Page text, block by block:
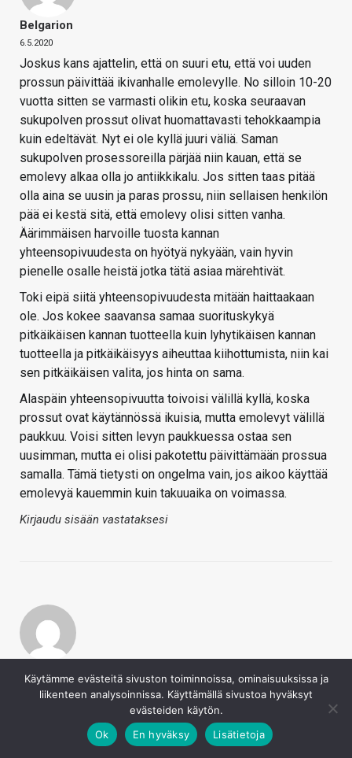
Belgarion
6.5.2020
Joskus kans ajattelin, että on suuri etu, että voi uuden
prossun päivittää ikivanhalle emolevylle. No silloin 10-20
vuotta sitten se varmasti olikin etu, koska seuraavan
sukupolven prossut olivat huomattavasti tehokkaampia
kuin edeltävät. Nyt ei ole kyllä juuri väliä. Saman
sukupolven prosessoreilla pärjää niin kauan, että se
emolevy alkaa olla jo antiikkikalu. Jos sitten taas pitää
olla aina se uusin ja paras prossu, niin sellaisen henkilön
pää ei kestä sitä, että emolevy olisi sitten vanha.
Äärimmäisen harvoille tuosta kannan
yhteensopivuudesta on hyötyä nykyään, vain hyvin
pienelle osalle heistä jotka tätä asiaa märehtivät.
Toki eipä siitä yhteensopivuudesta mitään haittaakaan
ole. Jos kokee saavansa samaa suorituskykyä
pitkäikäisen kannan tuotteella kuin lyhytikäisen kannan
tuotteella ja pitkäikäisyys aiheuttaa kiihottumista, niin kai
sen pitkäikäisen valita, jos hinta on sama.
Alaspäin yhteensopivuutta toivoisi välillä kyllä, koska
prossut ovat käytännössä ikuisia, mutta emolevyt välillä
paukkuu. Voisi sitten levyn paukkuessa ostaa sen
uusimman, mutta ei olisi pakotettu päivittämään prossua
samalla. Tämä tietysti on ongelma vain, jos aikoo käyttää
emolevyä kauemmin kuin takuuaika on voimassa.
Kirjaudu sisään vastataksesi
6.5.2020
Chloe sanoi
Jep, ekat LGA775-P4:n piirisarjathan eivät tukeneet
Käytämme evästeitä sivuston toiminnoissa, ominaisuuksissa ja
liikenteen analysoinnissa. Käyttämällä sivustoa hyväksyt
evästeiden käytön.
Ok
En hyväksy Lisätietoja